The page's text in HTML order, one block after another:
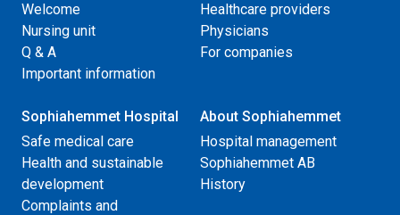
Welcome
Nursing unit
Q & A
Important information
Healthcare providers
Physicians
For companies
Sophiahemmet Hospital
Safe medical care
Health and sustainable
development
Complaints and
About Sophiahemmet
Hospital management
Sophiahemmet AB
History